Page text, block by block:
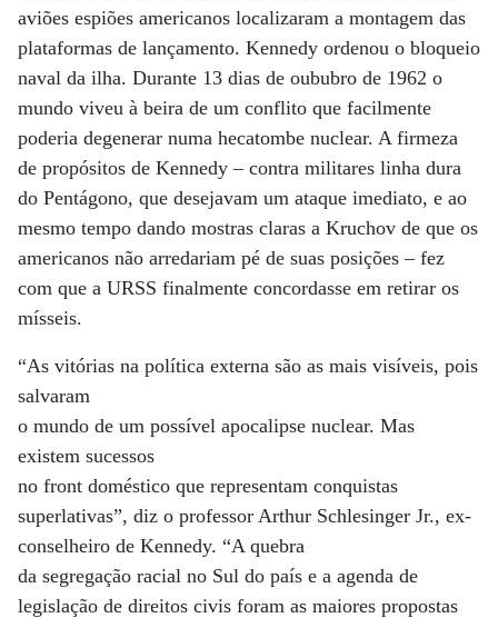
aviões espiões americanos localizaram a montagem das
plataformas de lançamento. Kennedy ordenou o bloqueio
naval da ilha. Durante 13 dias de oububro de 1962 o
mundo viveu à beira de um conflito que facilmente
poderia degenerar numa hecatombe nuclear. A firmeza
de propósitos de Kennedy – contra militares linha dura
do Pentágono, que desejavam um ataque imediato, e ao
mesmo tempo dando mostras claras a Kruchov de que os
americanos não arredariam pé de suas posições – fez
com que a URSS finalmente concordasse em retirar os
mísseis.
“As vitórias na política externa são as mais visíveis, pois
salvaram
o mundo de um possível apocalipse nuclear. Mas
existem sucessos
no front doméstico que representam conquistas
superlativas”, diz o professor Arthur Schlesinger Jr., ex-
conselheiro de Kennedy. “A quebra
da segregação racial no Sul do país e a agenda de
legislação de direitos civis foram as maiores propostas